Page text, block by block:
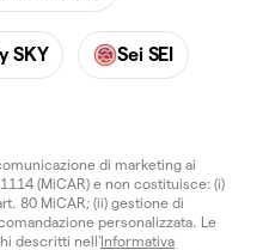
SKY Sei SEI
di marketing ai
(MiCAR) e non costituisce: (i)
80 MiCAR; (ii) gestione di
personalizzata. Le
descritti nell'Informativa